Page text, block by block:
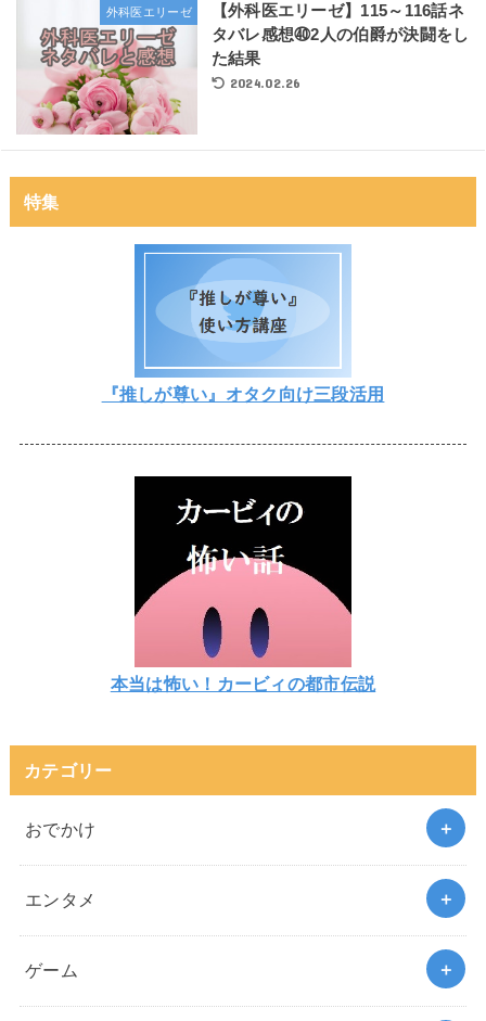
外科医エリーゼ
【外科医エリーゼ】115～116話ネ
タバレ感想㊵2人の伯爵が決闘をし
た結果
2024.02.26
特集
『推しが尊い』オタク向け三段活用
本当は怖い！カービィの都市伝説
カテゴリー
おでかけ
エンタメ
ゲーム